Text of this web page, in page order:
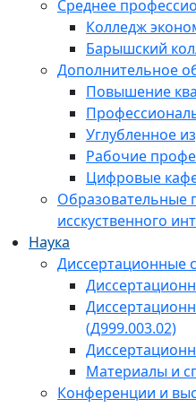
Среднее
Колледж
Барышский
Дополнительное
Повышение
Углубленное
Рабочие
Цифровые
Образовательные
исскуственного
Наука
Диссертационные
(Д999.003.02)
Материалы и
Конференции и